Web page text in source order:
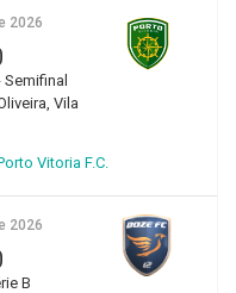
2026
Vila
Vitoria F.C.
2026
B